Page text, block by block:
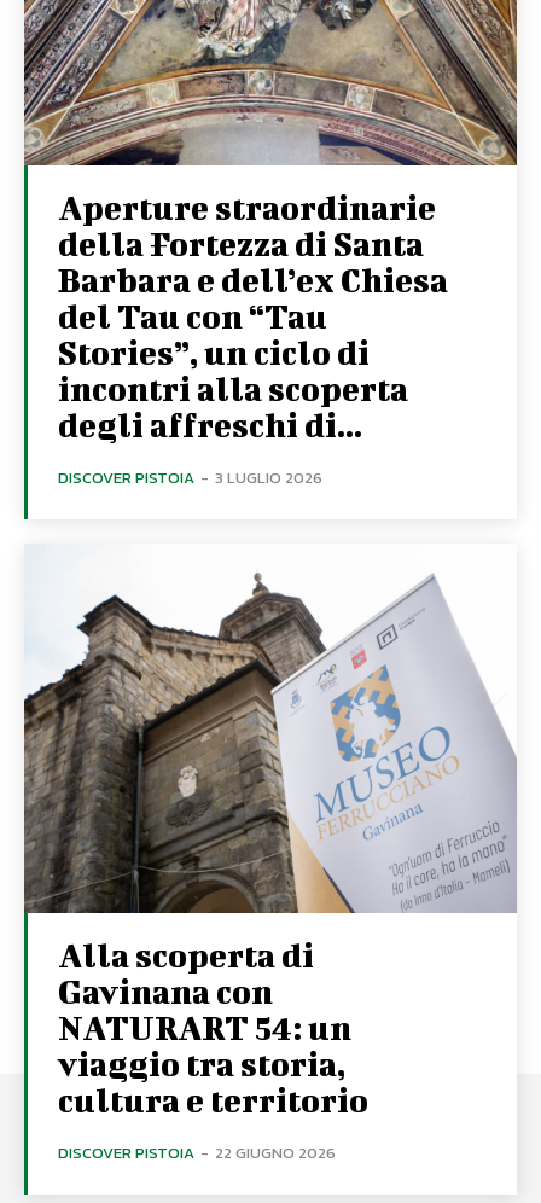
Aperture straordinarie
della Fortezza di Santa
Barbara e dell’ex Chiesa
del Tau con “Tau
Stories”, un ciclo di
incontri alla scoperta
degli affreschi di...
DISCOVER PISTOIA - 3 LUGLIO 2026
Alla scoperta di
Gavinana con
NATURART 54: un
viaggio tra storia,
cultura e territorio
DISCOVER PISTOIA - 22 GIUGNO 2026